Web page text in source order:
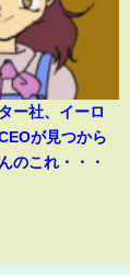
ー社、イーロ
が見つから
のこれ・・・